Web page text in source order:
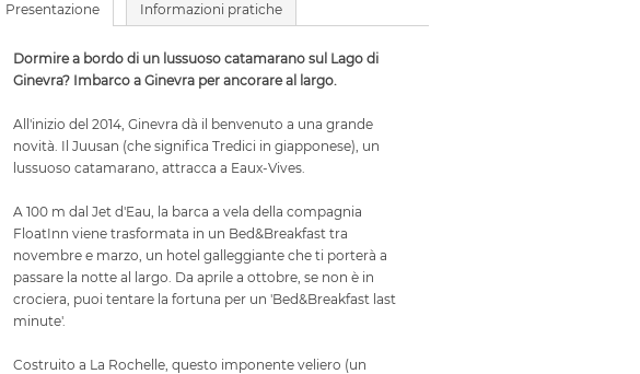
Presentazione Informazioni pratiche
Dormire a bordo di un lussuoso catamarano sul Lago di
Ginevra? Imbarco a Ginevra per ancorare al largo.
All'inizio del 2014, Ginevra dà il benvenuto a una grande
novità. Il Juusan (che significa Tredici in giapponese), un
lussuoso catamarano, attracca a Eaux-Vives.
A 100 m dal Jet d'Eau, la barca a vela della compagnia
FloatInn viene trasformata in un Bed&Breakfast tra
novembre e marzo, un hotel galleggiante che ti porterà a
passare la notte al largo. Da aprile a ottobre, se non è in
crociera, puoi tentare la fortuna per un 'Bed&Breakfast last
minute'.
Costruito a La Rochelle, questo imponente veliero (un